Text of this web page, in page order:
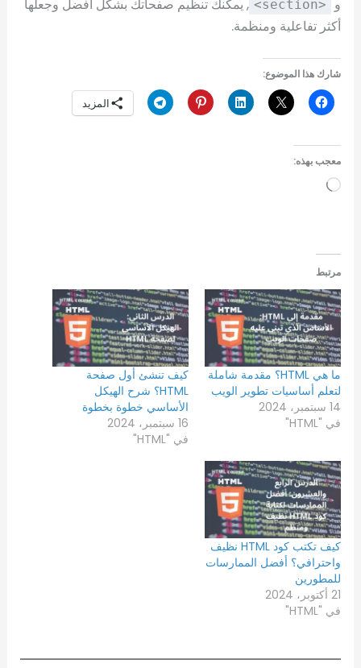
و <section>
, يمكنك تنظيم صفحاتك بشكل أفضل وجعلها
أكثر تفاعلية ومنظمة.
شارك هذا الموضوع:
المزيد
معجب بهذه:
جاري
مرتبط
ما هي HTML؟ مقدمة شاملة
لتعلم أساسيات تطوير الويب
14 سبتمبر، 2024
في "HTML"
كيف تنشئ أول صفحة
HTML؟ شرح الهيكل
الأساسي خطوة بخطوة
16 سبتمبر، 2024
في "HTML"
كيف تكتب كود HTML نظيف
واحترافي؟ أفضل الممارسات
للمطورين
21 أكتوبر، 2024
في "HTML"